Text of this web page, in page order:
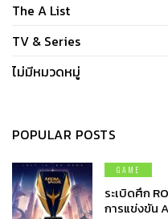
The A List
TV & Series
ไม่มีหมวดหมู่
POPULAR POSTS
GAME
ระเบิดศึก
การแข่งขัน